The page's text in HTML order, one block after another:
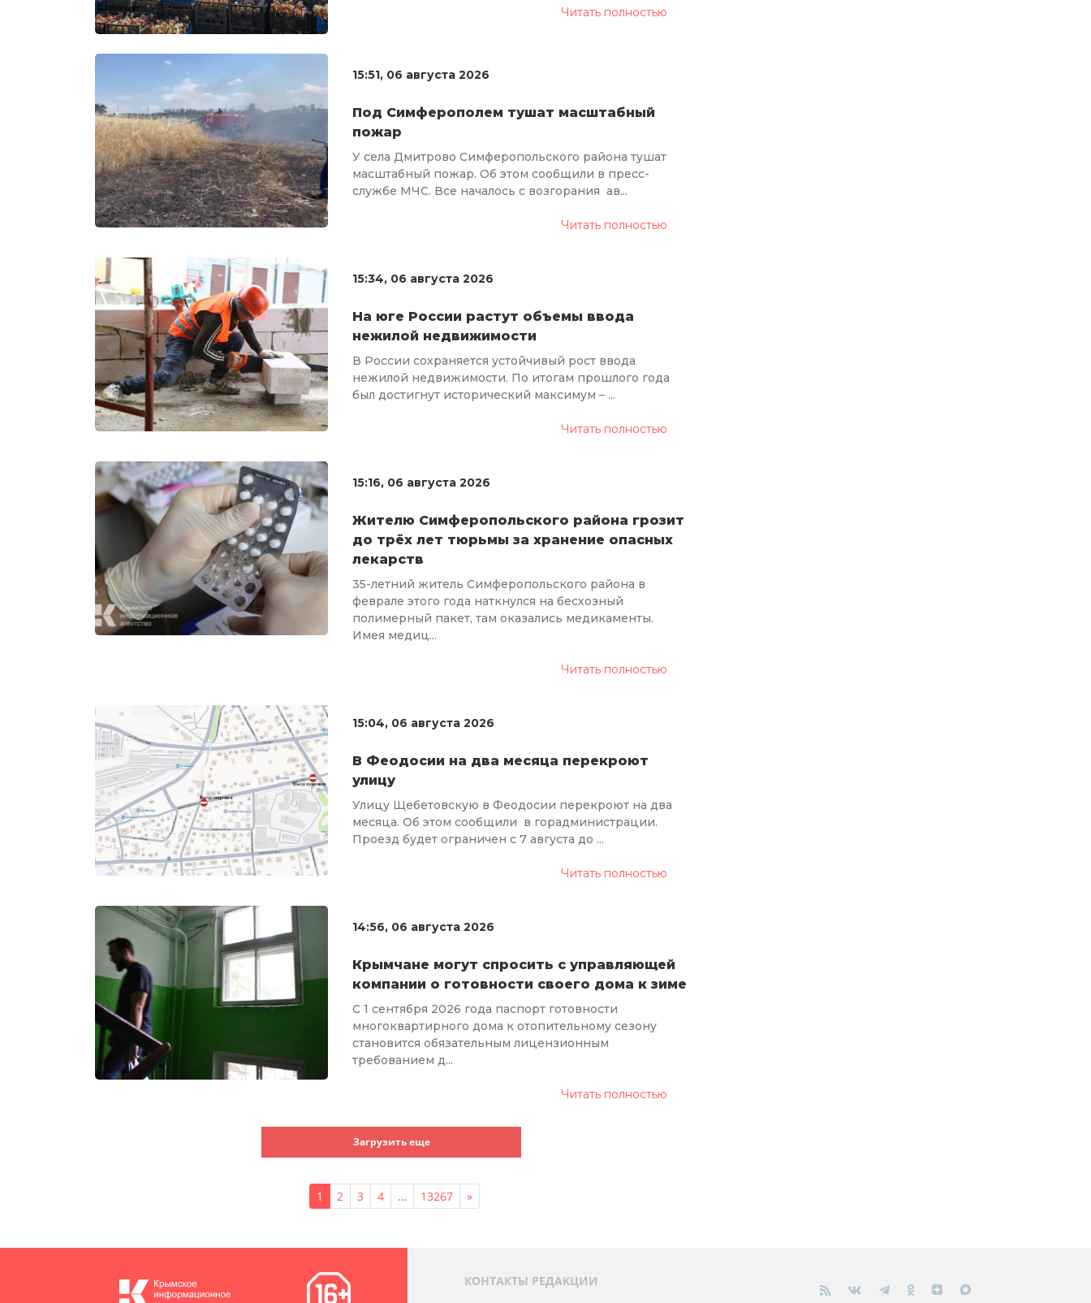
Читать полностью
15:51, 06 августа 2026
Под Симферополем тушат масштабный
пожар
У села Дмитрово Симферопольского района тушат
масштабный пожар. Об этом сообщили в пресс-
службе МЧС. Все началось с возгорания ав...
Читать полностью
15:34, 06 августа 2026
На юге России растут объемы ввода
нежилой недвижимости
В России сохраняется устойчивый рост ввода
нежилой недвижимости. По итогам прошлого года
был достигнут исторический максимум – ...
Читать полностью
15:16, 06 августа 2026
Жителю Симферопольского района грозит
до трёх лет тюрьмы за хранение опасных
лекарств
35-летний житель Симферопольского района в
феврале этого года наткнулся на бесхозный
полимерный пакет, там оказались медикаменты.
Имея медиц...
Читать полностью
15:04, 06 августа 2026
В Феодосии на два месяца перекроют
улицу
Улицу Щебетовскую в Феодосии перекроют на два
месяца. Об этом сообщили в горадминистрации.
Проезд будет ограничен с 7 августа до ...
Читать полностью
14:56, 06 августа 2026
Крымчане могут спросить с управляющей
компании о готовности своего дома к зиме
С 1 сентября 2026 года паспорт готовности
многоквартирного дома к отопительному сезону
становится обязательным лицензионным
требованием д...
Читать полностью
Загрузить еще
1 2 3 4 … 13267 »
КОНТАКТЫ РЕДАКЦИИ